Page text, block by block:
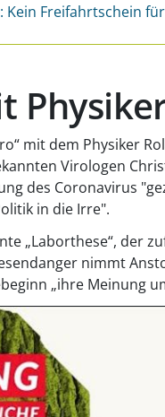
Kein Freifahrtschein
mit dem Physiker
Virologen
des Coronavirus
in die Irre".
„Laborthese“, der
nimmt
„ihre Meinung